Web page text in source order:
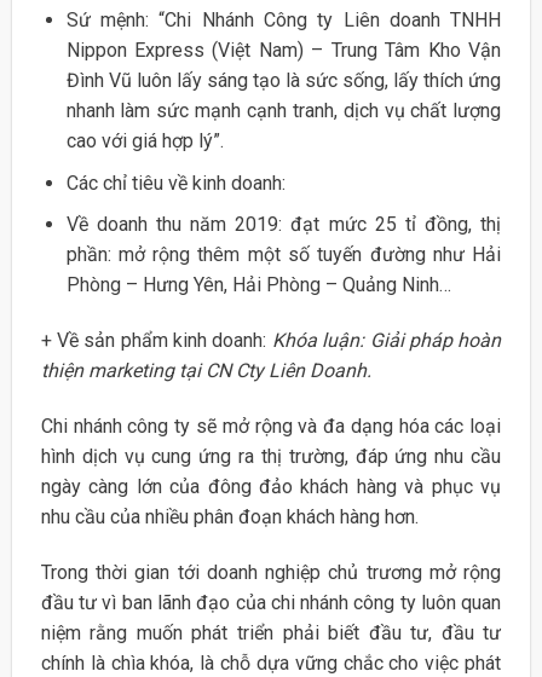
Sứ mệnh: “Chi Nhánh Công ty Liên doanh TNHH
Nippon Express (Việt Nam) – Trung Tâm Kho Vận
Đình Vũ luôn lấy sáng tạo là sức sống, lấy thích ứng
nhanh làm sức mạnh cạnh tranh, dịch vụ chất lượng
cao với giá hợp lý”.
Các chỉ tiêu về kinh doanh:
Về doanh thu năm 2019: đạt mức 25 tỉ đồng, thị
phần: mở rộng thêm một số tuyến đường như Hải
Phòng – Hưng Yên, Hải Phòng – Quảng Ninh…
+ Về sản phẩm kinh doanh: Khóa luận: Giải pháp hoàn
thiện marketing tại CN Cty Liên Doanh.
Chi nhánh công ty sẽ mở rộng và đa dạng hóa các loại
hình dịch vụ cung ứng ra thị trường, đáp ứng nhu cầu
ngày càng lớn của đông đảo khách hàng và phục vụ
nhu cầu của nhiều phân đoạn khách hàng hơn.
Trong thời gian tới doanh nghiệp chủ trương mở rộng
đầu tư vì ban lãnh đạo của chi nhánh công ty luôn quan
niệm rằng muốn phát triển phải biết đầu tư, đầu tư
chính là chìa khóa, là chỗ dựa vững chắc cho việc phát